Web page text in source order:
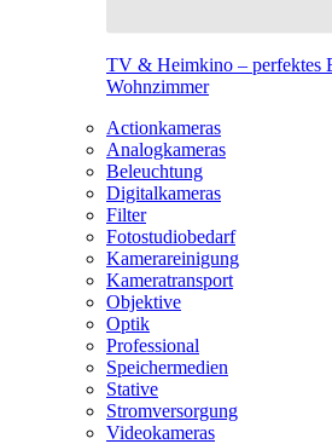
TV & Heimkino – perfektes
Wohnzimmer
Actionkameras
Analogkameras
Beleuchtung
Digitalkameras
Filter
Fotostudiobedarf
Kamerareinigung
Kameratransport
Objektive
Optik
Professional
Speichermedien
Stative
Stromversorgung
Videokameras